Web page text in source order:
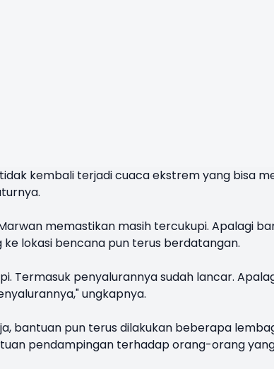
kembali terjadi cuaca ekstrem yang bisa
memastikan masih tercukupi. Apalagi
ke lokasi bencana pun terus berdatangan.
Termasuk penyalurannya sudah lancar.
ungkapnya.
bantuan pun terus dilakukan beberapa
pendampingan terhadap orang-orang